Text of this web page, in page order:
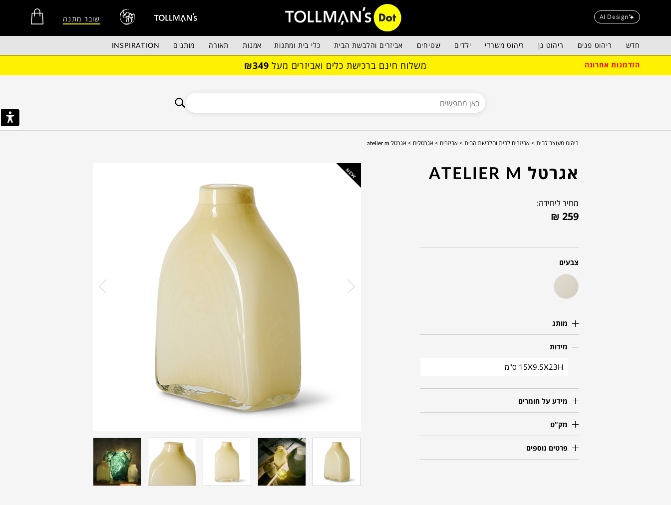
AI Design שובר מתנה
חדש ריהוט פנים ריהוט גן ריהוט משרדי ילדים שטיחים אביזרים והלבשת הבית כלי בית ומתנות אמנות תאורה מותגים INSPIRATION
הזדמנות אחרונה משלוח חינם ברכישת כלים ואביזרים מעל ₪349
ריהוט מעוצב לבית > אביזרים לבית והלבשת הבית > אביזרים > אגרטלים > אגרטל atelier m
אגרטל ATELIER M
מחיר ליחידה:
₪ 259
צבעים
מותג
מידות
15X9.5X23H ס"מ
מידע על חומרים
מק"ט
פרטים נוספים
NEW